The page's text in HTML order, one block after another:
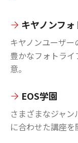
キヤノンフ
キヤノンユーザ
豊かなフォトラ
意。
EOS学園
さまざまなジャ
に合わせた講座を